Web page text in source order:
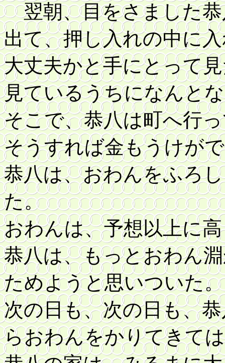
翌朝、目をさました恭
出て、押し入れの中に
大丈夫かと手にとって
見ているうちになんと
そこで、恭八は町へ行
そうすれば金もうけが
恭八は、おわんをふろ
た。
おわんは、予想以上に
恭八は、もっとおわん
ためようと思いついた。
次の日も、次の日も、
らおわんをかりてきて